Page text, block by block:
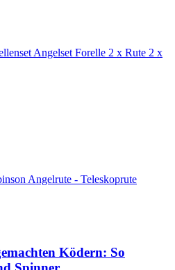
Angelset Forelle 2 x Rute 2 x
Angelrute - Teleskoprute
Ködern: So